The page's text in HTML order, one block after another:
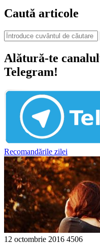
Caută articole
Alătură-te
Telegram!
Recomandările zilei
12 octombrie 2016 4506